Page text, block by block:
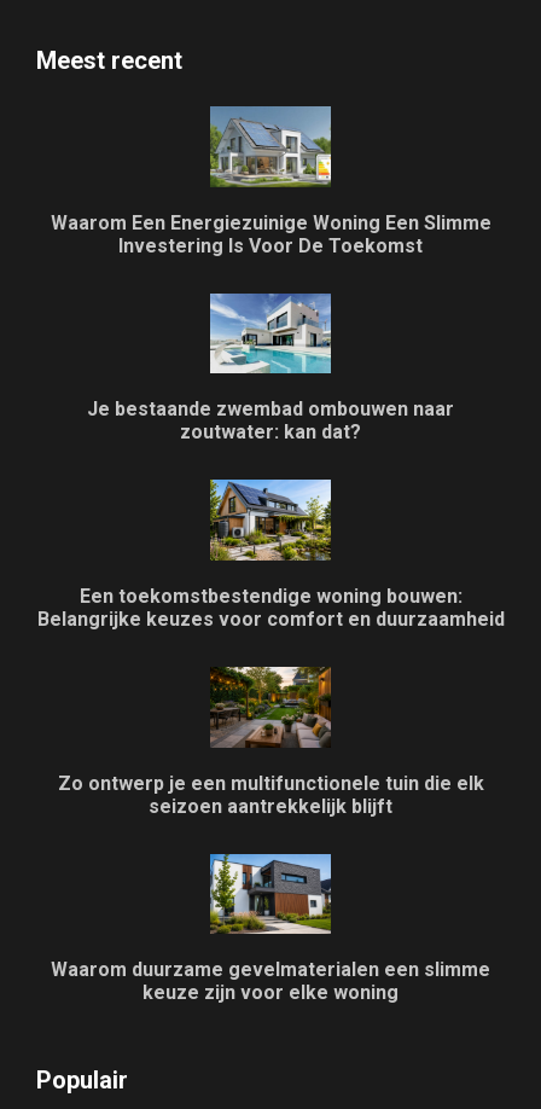
Meest recent
Waarom Een Energiezuinige Woning Een Slimme
Investering Is Voor De Toekomst
Je bestaande zwembad ombouwen naar
zoutwater: kan dat?
Een toekomstbestendige woning bouwen:
Belangrijke keuzes voor comfort en duurzaamheid
Zo ontwerp je een multifunctionele tuin die elk
seizoen aantrekkelijk blijft
Waarom duurzame gevelmaterialen een slimme
keuze zijn voor elke woning
Populair